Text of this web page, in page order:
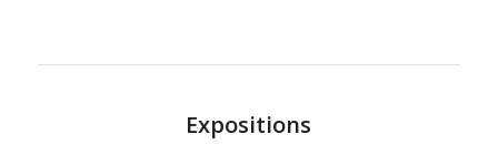
Expositions